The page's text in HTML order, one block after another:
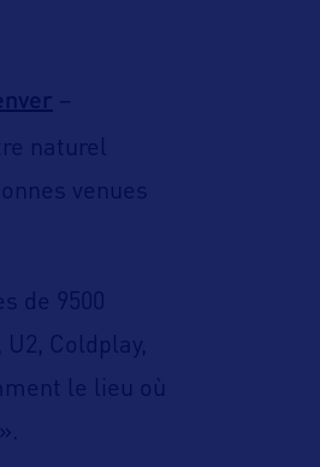
–
naturel
venues
de 9500
Coldplay,
le lieu où